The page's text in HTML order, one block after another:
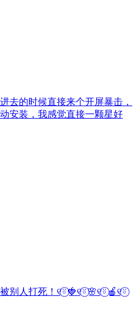
去的时候直接来个开屏暴击，
安装，我感觉直接一颗星好
人打死！୧⍤⃝🍓୧⍤⃝🌸୧⍤⃝🍎୧⍤⃝